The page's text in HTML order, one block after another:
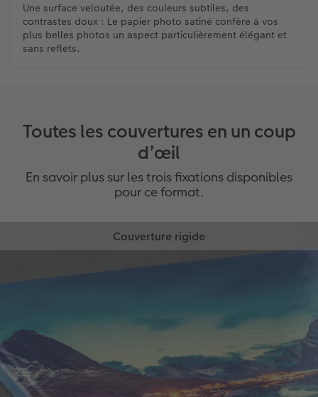
Une surface veloutée, des couleurs subtiles, des
contrastes doux : Le papier photo satiné confère à vos
plus belles photos un aspect particulièrement élégant et
sans reflets.
Toutes les couvertures en un coup
d’œil
En savoir plus sur les trois fixations disponibles
pour ce format.
Couverture rigide
La couverture connue et appréciée des albums
photo protège votre LIVRE PHOTO CEWE de
l’extérieur.